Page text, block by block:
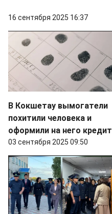
16 сентября 2025 16:37
В Кокшетау вымогатели
похитили человека и
оформили на него кредит
03 сентября 2025 09:50